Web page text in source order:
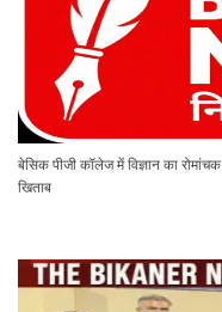
बेसिक पीजी कॉलेज में विज्ञान का
खिताब